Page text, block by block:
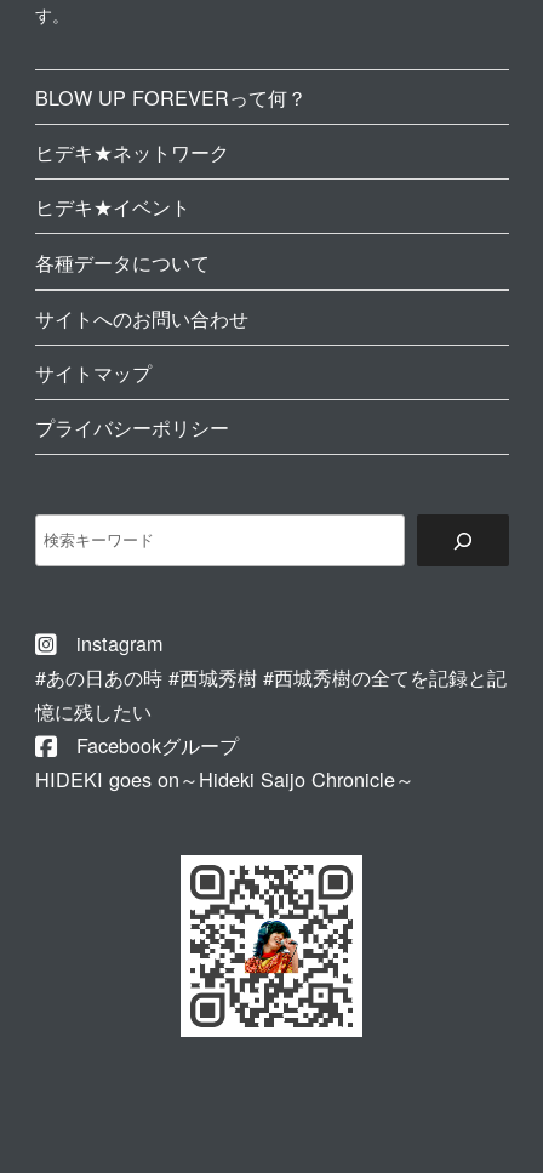
す。
BLOW UP FOREVERって何？
ヒデキ★ネットワーク
ヒデキ★イベント
各種データについて
サイトへのお問い合わせ
サイトマップ
プライバシーポリシー
検
索
instagram
#あの日あの時 #西城秀樹 #西城秀樹の全てを記録と記
憶に残したい
Facebookグループ
HIDEKI goes on～Hideki Saijo Chronicle～